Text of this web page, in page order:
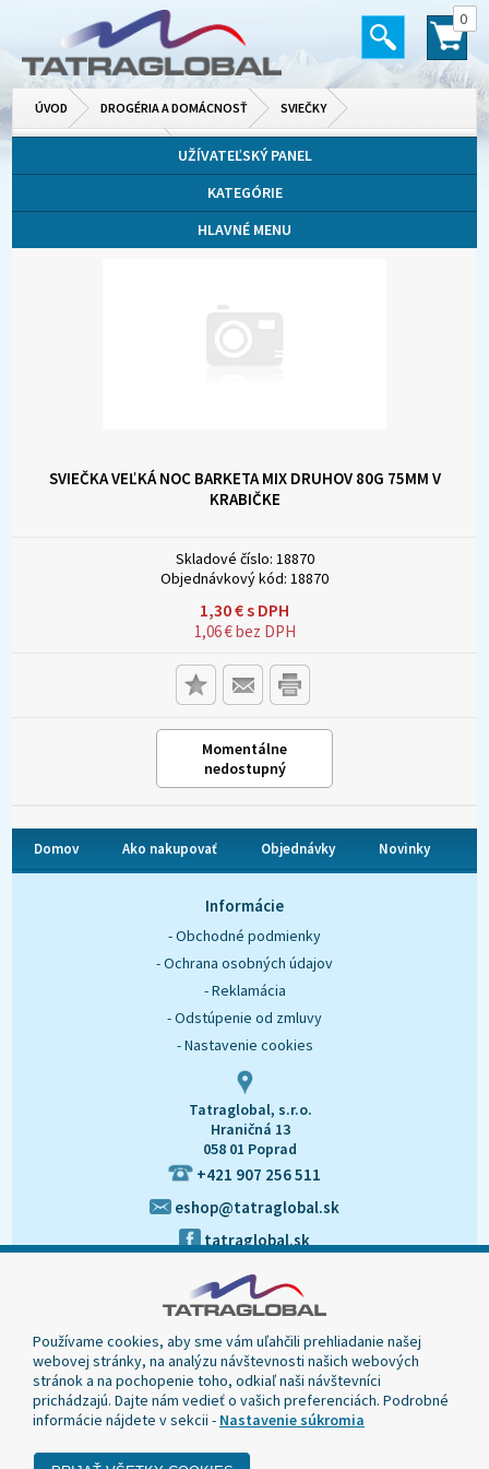
0
ÚVOD DROGÉRIA A DOMÁCNOSŤ SVIEČKY
UŽÍVATEĽSKÝ PANEL
KATEGÓRIE
HLAVNÉ MENU
SVIEČKA VEĽKÁ NOC BARKETA MIX DRUHOV 80G 75MM V
KRABIČKE
Skladové číslo: 18870
Objednávkový kód: 18870
1,30€s DPH
1,06€bez DPH
Momentálne
nedostupný
Domov Ako nakupovať Objednávky Novinky
Informácie
- Obchodné podmienky
- Ochrana osobných údajov
- Reklamácia
- Odstúpenie od zmluvy
- Nastavenie cookies
Tatraglobal, s.r.o.
Hraničná 13
058 01 Poprad
+421 907 256 511
eshop@tatraglobal.sk
tatraglobal.sk
Používame cookies, aby sme vám uľahčili prehliadanie našej
webovej stránky, na analýzu návštevnosti našich webových
stránok a na pochopenie toho, odkiaľ naši návštevníci
prichádzajú. Dajte nám vedieť o vašich preferenciách. Podrobné
informácie nájdete v sekcii - Nastavenie súkromia